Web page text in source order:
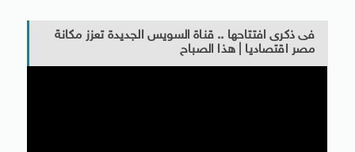
فى ذكرى افتتاحها .. قناة السويس الجديدة تعزز مكانة
مصر اقتصاديا | هذا الصباح